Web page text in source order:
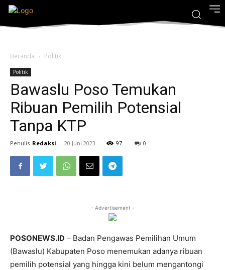
Beranda Politik
Politik
Bawaslu Poso Temukan
Ribuan Pemilih Potensial
Tanpa KTP
Penulis Redaksi - 20 Juni 2023 97 0
- Advertisement -
POSONEWS.ID – Badan Pengawas Pemilihan Umum
(Bawaslu) Kabupaten Poso menemukan adanya ribuan
pemilih potensial yang hingga kini belum mengantongi